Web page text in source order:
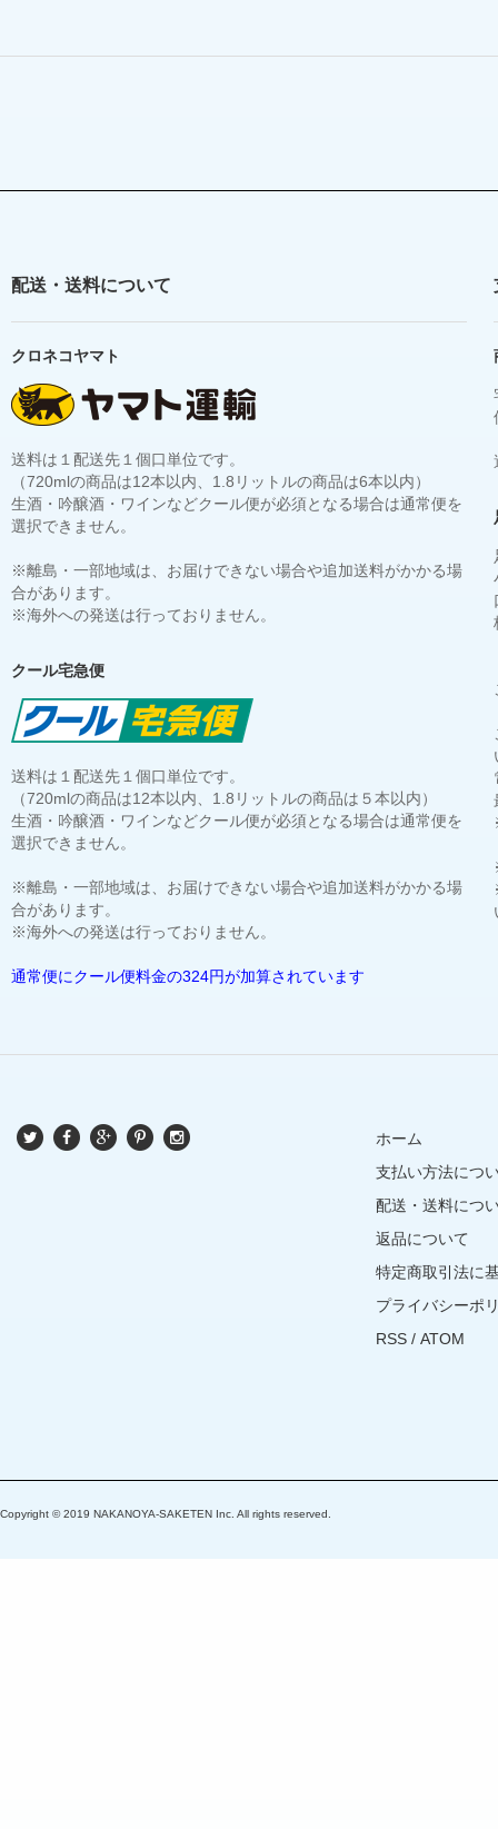
配送・送料について
クロネコヤマト
送料は１配送先１個口単位です。
（720mlの商品は12本以内、1.8リットルの商品は6本以内）
生酒・吟醸酒・ワインなどクール便が必須となる場合は通常便を
選択できません。
※離島・一部地域は、お届けできない場合や追加送料がかかる場
合があります。
※海外への発送は行っておりません。
クール宅急便
送料は１配送先１個口単位です。
（720mlの商品は12本以内、1.8リットルの商品は５本以内）
生酒・吟醸酒・ワインなどクール便が必須となる場合は通常便を
選択できません。
※離島・一部地域は、お届けできない場合や追加送料がかかる場
合があります。
※海外への発送は行っておりません。
通常便にクール便料金の324円が加算されています
ホーム
支払い方法につ
配送・送料につ
返品について
特定商取引法に
プライバシーポ
RSS / ATOM
Copyright © 2019 NAKANOYA-SAKETEN Inc. All rights reserved.